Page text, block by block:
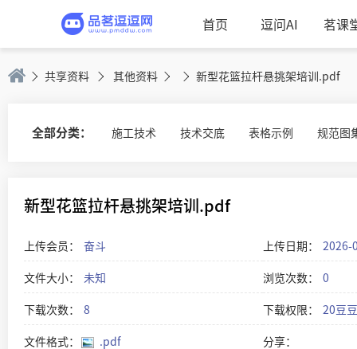
首页 逗问AI 茗课
共享资料 其他资料 新型花篮拉杆悬挑架培训.pdf
全部分类： 施工技术 技术交底 表格示例 规范图
新型花篮拉杆悬挑架培训.pdf
上传会员： 奋斗 上传日期：
2026-
文件大小：
未知 浏览次数：
0
下载次数：
8 下载权限：
20豆豆
文件格式：
.pdf 分享：